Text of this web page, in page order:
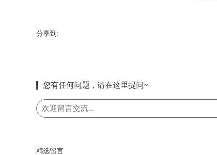
分享到:
您有任何问题，请在这里提问~
精选留言